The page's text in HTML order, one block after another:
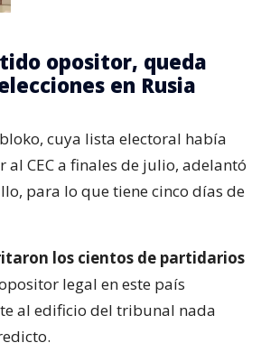
opositor, queda
en Rusia
cuya lista electoral había
CEC a finales de julio, adelantó
para lo que tiene cinco días de
los cientos de partidarios
legal en este país
al edificio del tribunal nada